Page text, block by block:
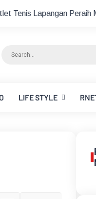
Medali di Ajang
LIFE STYLE